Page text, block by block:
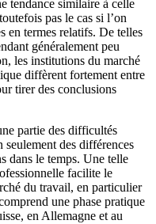
tendance similaire à celle
pas le cas si l’on
en termes relatifs. De telles
généralement peu
les institutions du marché
diffèrent fortement entre
tirer des conclusions
partie des difficultés
des différences
dans le temps. Une telle
facilite le
du travail, en particulier
une phase pratique
en Allemagne et au